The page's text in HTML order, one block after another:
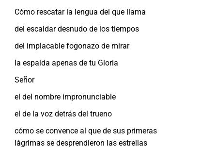
Cómo rescatar la lengua del que llama
del escaldar desnudo de los tiempos
del implacable fogonazo de mirar
la espalda apenas de tu Gloria
Señor
el del nombre impronunciable
el de la voz detrás del trueno
cómo se convence al que de sus primeras
lágrimas se desprendieron las estrellas